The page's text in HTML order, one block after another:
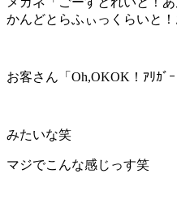
かんどとらふぃっくらいと！
お客さん「Oh,OKOK！ｱﾘｶﾞｰ
みたいな笑
マジでこんな感じっす笑